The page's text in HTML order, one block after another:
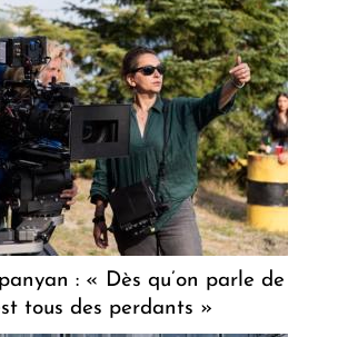
: « Dès qu’on parle de
tous des perdants »